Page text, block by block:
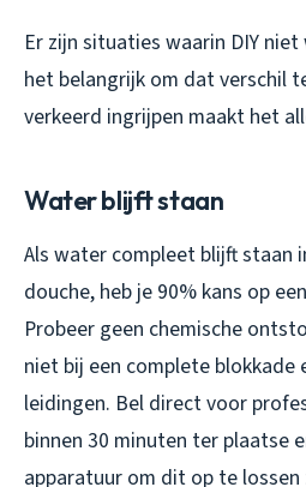
Er zijn situaties waarin DIY
het belangrijk om dat verschil
verkeerd ingrijpen maakt het
Water blijft staan
Als water compleet blijft staan
douche, heb je 90% kans op
Probeer geen chemische
niet bij een complete blokkade
leidingen. Bel direct voor
binnen 30 minuten ter plaatse
apparatuur om dit op te lossen